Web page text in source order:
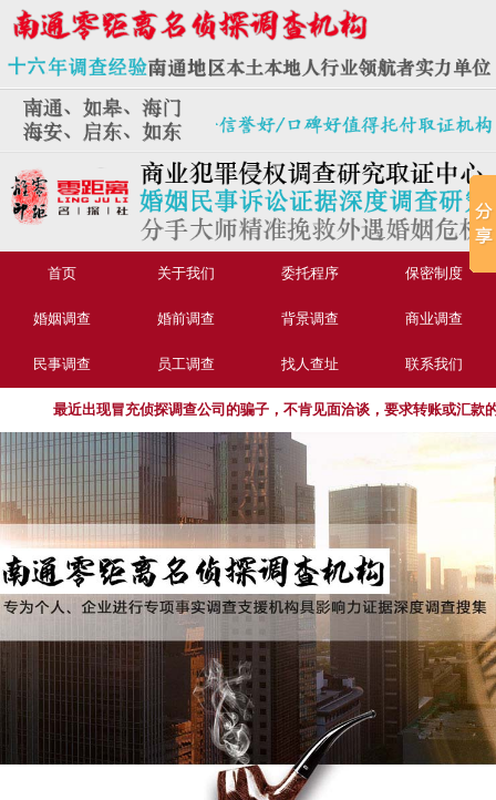
首页 关于我们 委托程序 保密制度
婚姻调查 婚前调查 背景调查 商业调查
民事调查 员工调查 找人查址 联系我们
最近出现冒充侦探调查公司的骗子，不肯见面洽谈，要求转账或汇款的